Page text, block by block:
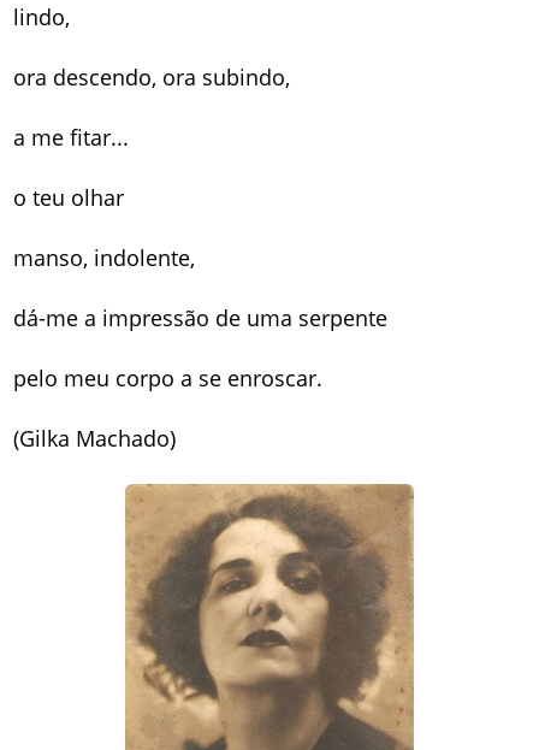
lindo,
ora descendo, ora subindo,
a me fitar...
o teu olhar
manso, indolente,
dá-me a impressão de uma serpente
pelo meu corpo a se enroscar.
(Gilka Machado)